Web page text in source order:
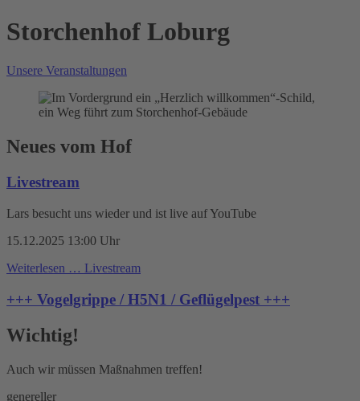
Storchenhof Loburg
Unsere Veranstaltungen
Neues vom Hof
Livestream
Lars besucht uns wieder und ist live auf YouTube
15.12.2025 13:00 Uhr
Weiterlesen … Livestream
+++ Vogelgrippe / H5N1 / Geflügelpest +++
Wichtig!
Auch wir müssen Maßnahmen treffen!
genereller